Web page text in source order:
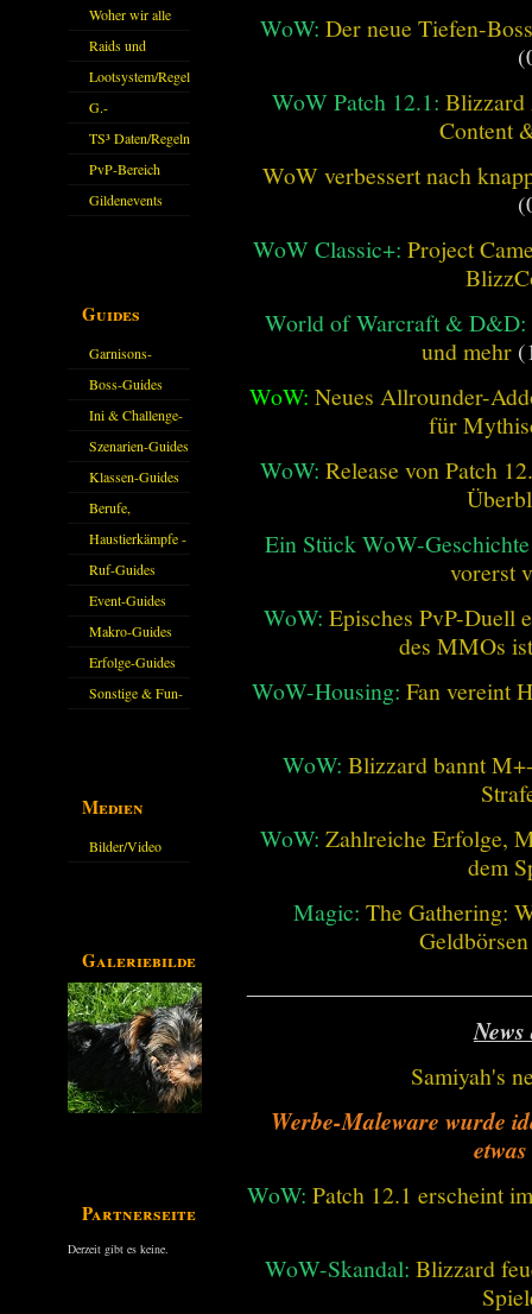
Woher wir alle
kommen.
Raids und
Zubehör
Lootsystem/Regeln
G.-
Sparkasse/Goldleihen
TS³ Daten/Regeln
PvP-Bereich
Gildenevents
Guides
Garnisons-
Guides
Boss-Guides
Ini & Challenge-
Guides
Szenarien-Guides
Klassen-Guides
Berufe,
Farmkarten und
Haustiere
Haustierkämpfe -
Guide
Ruf-Guides
Event-Guides
Makro-Guides
Erfolge-Guides
Sonstige & Fun-
Medien
Bilder/Video
Galeriebilder
Partnerseiten
Derzeit gibt es keine.
WoW: Der neue Tiefen-
WoW Patch 12.1: Blizzard
Content
WoW verbessert nach
WoW Classic+: Project
World of Warcraft & D&D:
und mehr
WoW: Neues Allrounder-
für
WoW: Release von Patch
Ein Stück WoW-
vorerst
WoW: Episches PvP-Duell
des MMOs
WoW-Housing: Fan vereint
WoW: Blizzard bannt
WoW: Zahlreiche Erfolge,
dem
Magic: The Gathering:
Samiyah's
Werbe-Maleware wurde
WoW: Patch 12.1 erscheint
WoW-Skandal: Blizzard